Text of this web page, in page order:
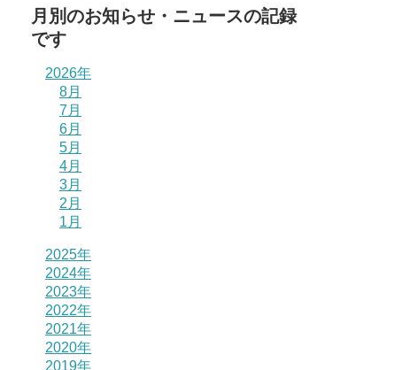
月別のお知らせ・ニュースの記録
です
2026年
8月
7月
6月
5月
4月
3月
2月
1月
2025年
2024年
2023年
2022年
2021年
2020年
2019年